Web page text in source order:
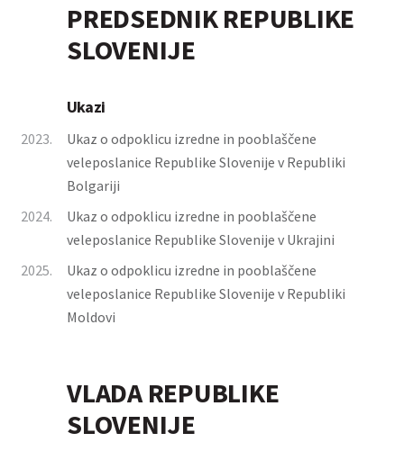
PREDSEDNIK REPUBLIKE
SLOVENIJE
Ukazi
2023.
Ukaz o odpoklicu izredne in pooblaščene
veleposlanice Republike Slovenije v Republiki
Bolgariji
2024.
Ukaz o odpoklicu izredne in pooblaščene
veleposlanice Republike Slovenije v Ukrajini
2025.
Ukaz o odpoklicu izredne in pooblaščene
veleposlanice Republike Slovenije v Republiki
Moldovi
VLADA REPUBLIKE
SLOVENIJE